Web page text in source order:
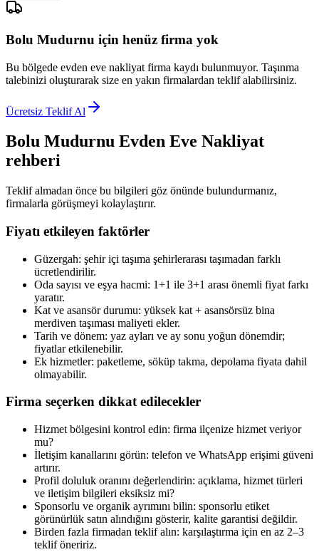
Bolu Mudurnu için henüz firma yok
Bu bölgede evden eve nakliyat firma kaydı bulunmuyor. Taşınma
talebinizi oluşturarak size en yakın firmalardan teklif alabilirsiniz.
Ücretsiz Teklif Al
Bolu Mudurnu Evden Eve Nakliyat
rehberi
Teklif almadan önce bu bilgileri göz önünde bulundurmanız,
firmalarla görüşmeyi kolaylaştırır.
Fiyatı etkileyen faktörler
Güzergah: şehir içi taşıma şehirlerarası taşımadan farklı
ücretlendirilir.
Oda sayısı ve eşya hacmi: 1+1 ile 3+1 arası önemli fiyat farkı
yaratır.
Kat ve asansör durumu: yüksek kat + asansörsüz bina
merdiven taşıması maliyeti ekler.
Tarih ve dönem: yaz ayları ve ay sonu yoğun dönemdir;
fiyatlar etkilenebilir.
Ek hizmetler: paketleme, söküp takma, depolama fiyata dahil
olmayabilir.
Firma seçerken dikkat edilecekler
Hizmet bölgesini kontrol edin: firma ilçenize hizmet veriyor
mu?
İletişim kanallarını görün: telefon ve WhatsApp erişimi güveni
artırır.
Profil doluluk oranını değerlendirin: açıklama, hizmet türleri
ve iletişim bilgileri eksiksiz mi?
Sponsorlu ve organik ayrımını bilin: sponsorlu etiket
görünürlük satın alındığını gösterir, kalite garantisi değildir.
Birden fazla firmadan teklif alın: karşılaştırma için en az 2–3
teklif öneririz.